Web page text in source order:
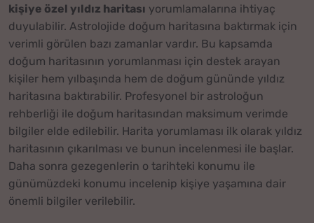
kişiye özel yıldız haritası yorumlamalarına ihtiyaç
duyulabilir. Astrolojide doğum haritasına baktırmak için
verimli görülen bazı zamanlar vardır. Bu kapsamda
doğum haritasının yorumlanması için destek arayan
kişiler hem yılbaşında hem de doğum gününde yıldız
haritasına baktırabilir. Profesyonel bir astroloğun
rehberliği ile doğum haritasından maksimum verimde
bilgiler elde edilebilir. Harita yorumlaması ilk olarak yıldız
haritasının çıkarılması ve bunun incelenmesi ile başlar.
Daha sonra gezegenlerin o tarihteki konumu ile
günümüzdeki konumu incelenip kişiye yaşamına dair
önemli bilgiler verilebilir.